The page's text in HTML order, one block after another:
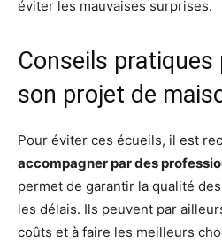
éviter les mauvaises surprises.
Conseils
son projet de
Pour éviter ces écueils, il est
accompagner par des
permet de garantir la qualité
les délais. Ils peuvent par
coûts et à faire les meilleurs